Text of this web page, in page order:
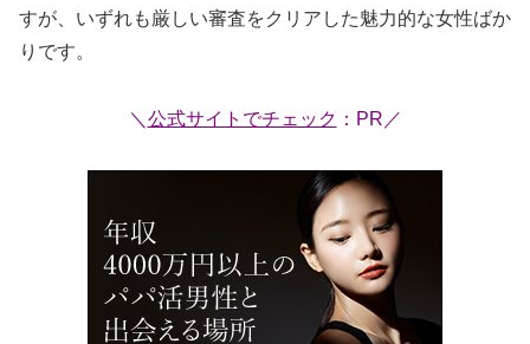
すが、いずれも厳しい審査をクリアした魅力的な女性ばか
りです。
＼ 公式サイトでチェック ：PR／